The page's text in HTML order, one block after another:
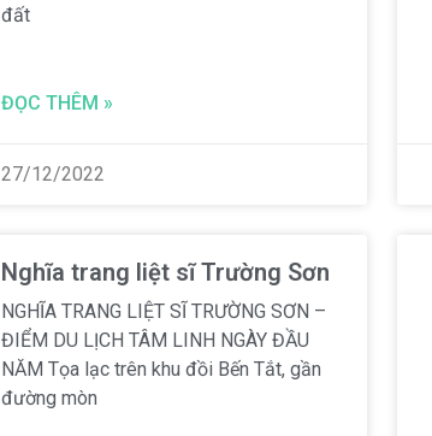
đất
ĐỌC THÊM »
27/12/2022
Nghĩa trang liệt sĩ Trường Sơn
NGHĨA TRANG LIỆT SĨ TRƯỜNG SƠN –
ĐIỂM DU LỊCH TÂM LINH NGÀY ĐẦU
NĂM Tọa lạc trên khu đồi Bến Tắt, gần
đường mòn